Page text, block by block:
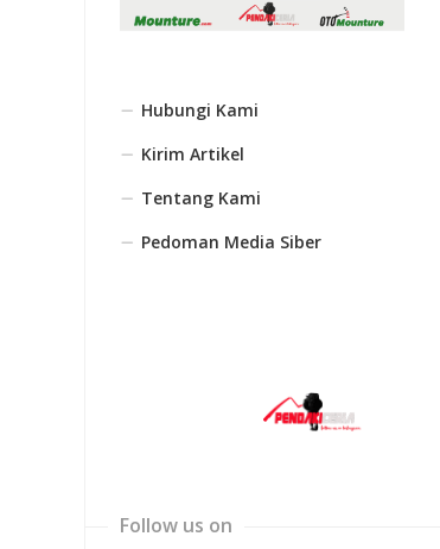
Hubungi Kami
Kirim Artikel
Tentang Kami
Pedoman Media Siber
Follow us on